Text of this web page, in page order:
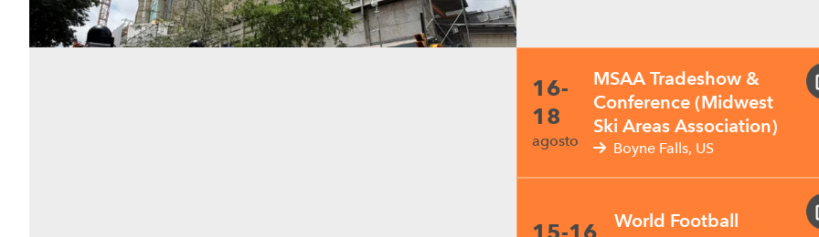
09.07.2026
Da valore aggiunto a
di membership
e la crescita dei
16-
18
agosto
MSAA Tradeshow &
Conference (Midwest
Ski Areas Association)
Boyne Falls, US
World Football